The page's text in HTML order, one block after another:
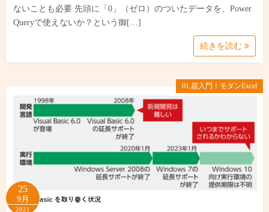
ないことも必要 先頭に「0」（ゼロ）のついたデータを、Power
Queryで使えないか？という御[…]
続きを読む
01.超入門！モダンExcel
25
9月
2021